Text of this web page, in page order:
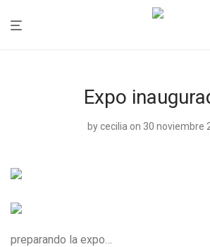
Expo
bycecilia on 30 noviembre
preparando la expo…